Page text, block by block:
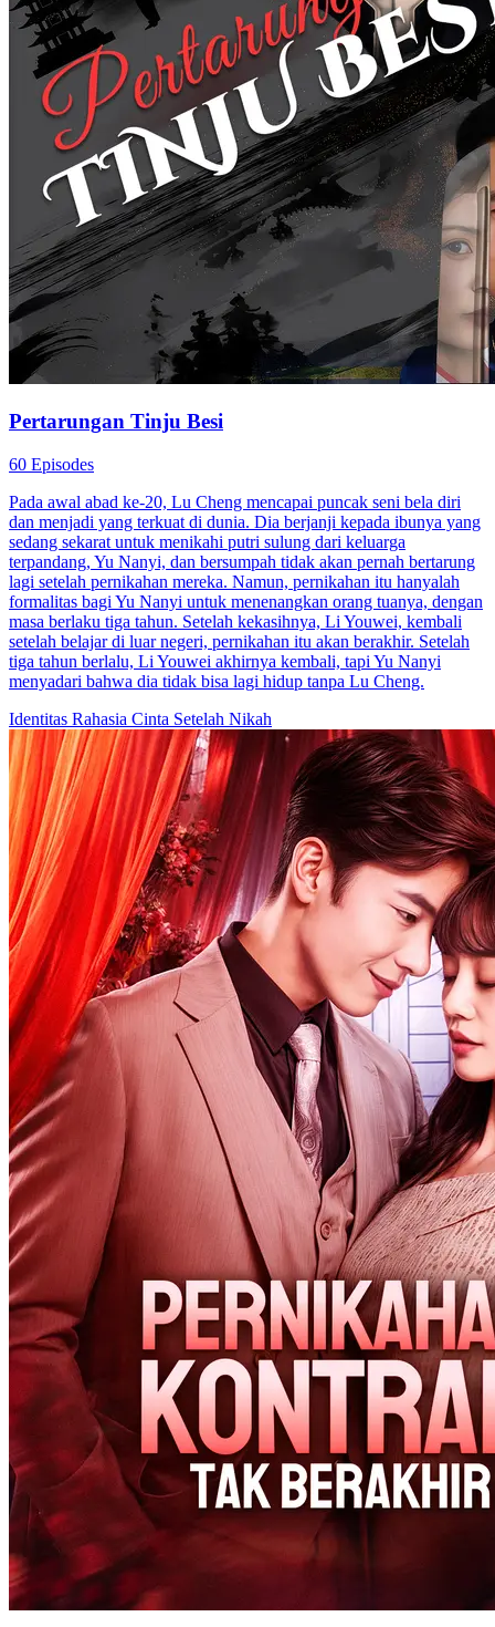
Pertarungan Tinju Besi
60 Episodes
Pada awal abad ke-20, Lu Cheng mencapai puncak seni bela diri
dan menjadi yang terkuat di dunia. Dia berjanji kepada ibunya yang
sedang sekarat untuk menikahi putri sulung dari keluarga
terpandang, Yu Nanyi, dan bersumpah tidak akan pernah bertarung
lagi setelah pernikahan mereka. Namun, pernikahan itu hanyalah
formalitas bagi Yu Nanyi untuk menenangkan orang tuanya, dengan
masa berlaku tiga tahun. Setelah kekasihnya, Li Youwei, kembali
setelah belajar di luar negeri, pernikahan itu akan berakhir. Setelah
tiga tahun berlalu, Li Youwei akhirnya kembali, tapi Yu Nanyi
menyadari bahwa dia tidak bisa lagi hidup tanpa Lu Cheng.
Identitas Rahasia Cinta Setelah Nikah